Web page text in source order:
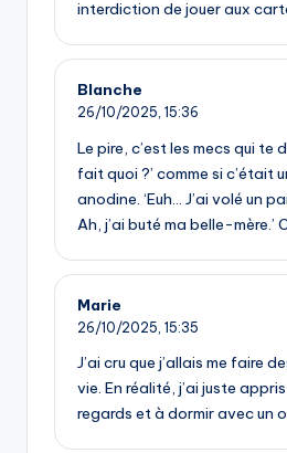
interdiction de jouer aux
Blanche
26/10/2025, 15:36
Le pire, c’est les mecs qui te
fait quoi ?’ comme si c’était
anodine. ‘Euh… J’ai volé un
Ah, j’ai buté ma belle-mère.’
Marie
26/10/2025, 15:35
J’ai cru que j’allais me faire
vie. En réalité, j’ai juste
regards et à dormir avec un